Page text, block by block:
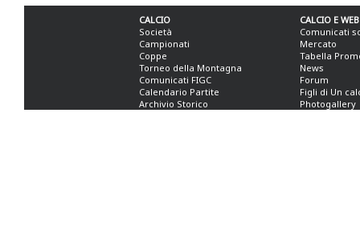
CALCIO
Società
Campionati
Coppe
Torneo della Montagna
Comunicati FIGC
Calendario Partite
Archivio Storico
CALCIO E WEB
Comunicati
Mercato
Tabella
News
Forum
Figli di Un
Photogallery